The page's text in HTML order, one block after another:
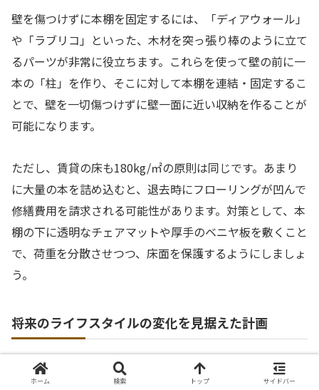
壁を傷つけずに本棚を固定するには、「ディアウォール」
や「ラブリコ」といった、木材を突っ張り棒のように立て
るパーツが非常に役立ちます。これらを使って壁の前に一
本の「柱」を作り、そこに対して本棚を連結・固定するこ
とで、壁を一切傷つけずに壁一面に近い収納を作ることが
可能になります。
ただし、賃貸の床も180kg/㎡の原則は同じです。あまり
に大量の本を詰め込むと、退去時にフローリングが凹んで
修繕費用を請求される可能性があります。対策として、本
棚の下に透明なチェアマットや厚手のベニヤ板を敷くこと
で、荷重を分散させつつ、床面を保護するようにしましょ
う。
将来のライフスタイルの変化を見据えた計画
集合住宅は、戸建てに比べてスペースが限られていること
が多いものです。壁一面を本棚に占拠してしまうと、将
ホーム 検索 トップ サイドバー